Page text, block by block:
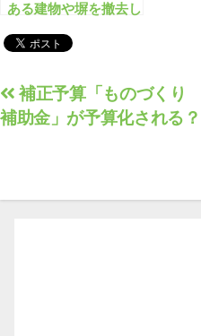
ある建物や塀を撤去し
投
稿
ゲ
補正予算「ものづくり
補助金」が予算化される？